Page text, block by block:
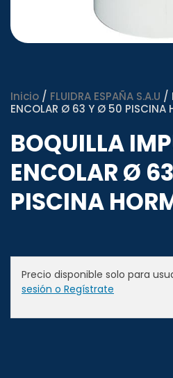
Inicio / FLUIDRA ESPAÑA S.A.U /
ENCOLAR Ø 63 Y Ø 50 PISCINA
BOQUILLA
ENCOLAR Ø
PISCINA
Precio disponible solo para
sesión o Regístrate